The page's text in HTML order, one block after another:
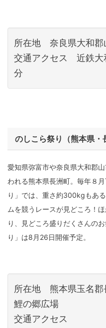
所在地 奈良県大和郡
交通アクセス 近鉄大
分
のしこら祭り（熊本県・
愛知県弥富市や奈良県大和郡
われる熊本県長洲町。毎年８
り」では、重さ約300kgもあ
ムを競うレースが見どころ！
り、見どころ盛りだくさんの
り」は8月26日開催予定。
所在地 熊本県玉名
鯉の郷広場
交通アクセス